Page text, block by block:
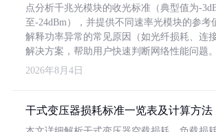
点分析千兆光模块的收光标准（典型值为-
至-24dBm），并提供不同速率光模块的参考
解释功率异常的常见原因（如光纤损耗、连
解决方案，帮助用户快速判断网络性能问题。
2026年8月4日
干式变压器损耗标准一览表及计算方法